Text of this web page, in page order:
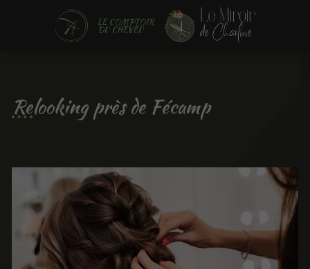
LE COMPTOIR
DU CHEVEU
Relooking près de Fécamp